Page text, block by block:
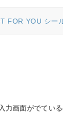
FOR YOU シ
力画面がでてい